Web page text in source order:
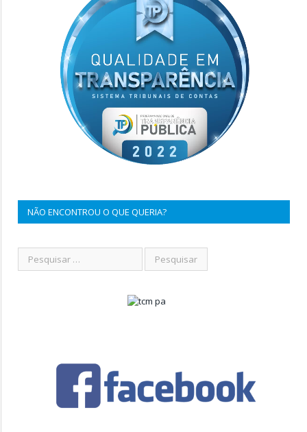
NÃO ENCONTROU O QUE QUERIA?